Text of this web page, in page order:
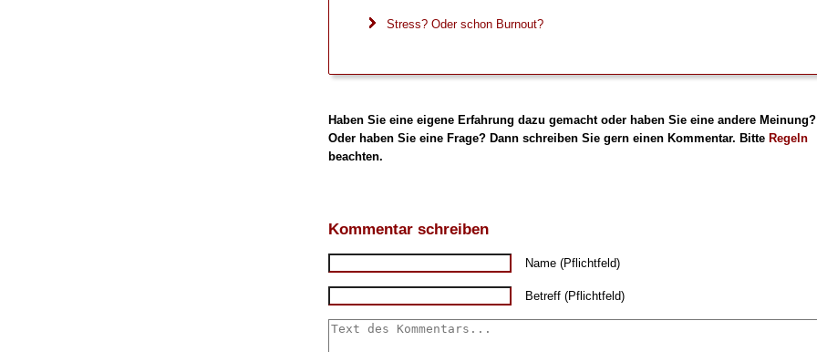
Stress? Oder schon Burnout?
Haben Sie eine eigene Erfahrung dazu gemacht oder haben Sie eine andere Meinung?
Oder haben Sie eine Frage? Dann schreiben Sie gern einen Kommentar. Bitte Regeln
beachten.
Kommentar schreiben
Name (Pflichtfeld)
Betreff (Pflichtfeld)